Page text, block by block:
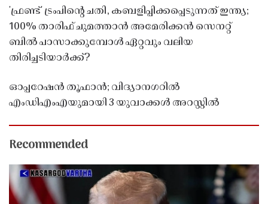
'ഫ്രണ്ട്' ട്രംപിന്റെ ചതി, കബളിപ്പിക്കപ്പെടുന്നത് ഇന്ത്യ;
100% താരിഫ് ചുമത്താൻ അമേരിക്കൻ സെനറ്റ്
ബിൽ പാസാക്കുമ്പോൾ ഏറ്റവും വലിയ
തിരിച്ചടിയാർക്ക്?
ഓപ്പറേഷൻ തൂഫാൻ; വിദ്യാനഗറിൽ
എംഡിഎംഎയുമായി 3 യുവാക്കൾ അറസ്റ്റിൽ
Recommended